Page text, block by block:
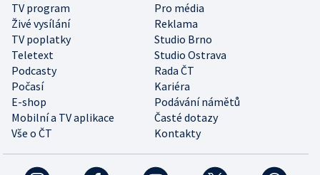
TV program
Pro média
Živé vysílání
Reklama
TV poplatky
Studio Brno
Teletext
Studio Ostrava
Podcasty
Rada ČT
Počasí
Kariéra
E-shop
Podávání námětů
Mobilní a TV aplikace
Časté dotazy
Vše o ČT
Kontakty